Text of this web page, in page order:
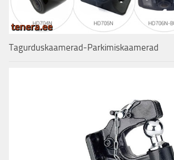
Tagurduskaamerad-Parkimiskaamerad